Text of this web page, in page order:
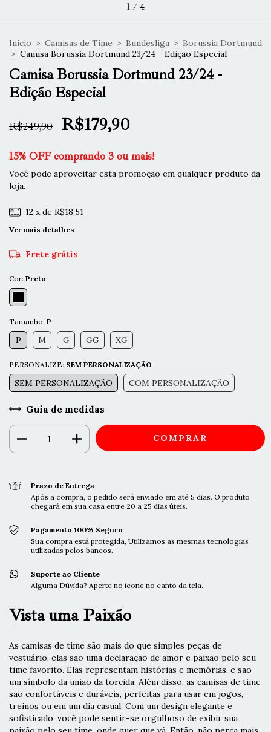
1 / 4
Início > Camisas de Time > Bundesliga > Borussia Dortmund
> Camisa Borussia Dortmund 23/24 - Edição Especial
Camisa Borussia Dortmund 23/24 -
Edição Especial
R$249,90 R$179,90
15% OFF comprando 3 ou mais!
Você pode aproveitar esta promoção em qualquer produto da
loja.
12 x de R$18,51
Ver mais detalhes
Frete grátis
Cor: Preto
Tamanho: P
P M G GG XG
PERSONALIZE: SEM PERSONALIZAÇÃO
SEM PERSONALIZAÇÃO COM PERSONALIZAÇÃO
Guia de medidas
Prazo de Entrega
Após a compra, o pedido será enviado em até 5 dias. O produto
chegará em sua casa entre 20 a 25 dias úteis.
Pagamento 100% Seguro
Sua compra está protegida, Utilizamos as mesmas tecnologias
utilizadas pelos bancos.
Suporte ao Cliente
Alguma Dúvida? Aperte no ícone no canto da tela.
Vista uma Paixão
As camisas de time são mais do que simples peças de
vestuário, elas são uma declaração de amor e paixão pelo seu
time favorito. Elas representam histórias e memórias, e são
um símbolo da união da torcida. Além disso, as camisas de time
são confortáveis e duráveis, perfeitas para usar em jogos,
treinos ou em um dia casual. Com um design elegante e
sofisticado, você pode sentir-se orgulhoso de exibir sua